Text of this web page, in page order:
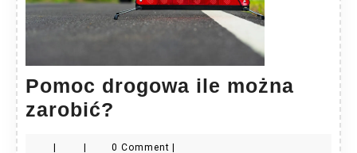
Pomoc drogowa ile można
zarobić?
0 Comment